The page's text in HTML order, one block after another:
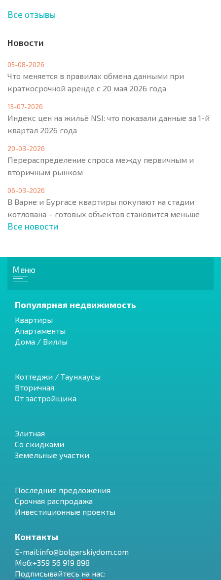
Все отзывы
Новости
05-08-2026
Что меняется в правилах обмена данными при
краткосрочной аренде с 20 мая 2026 года
15-07-2026
Индекс цен на жильё NSI: что показали данные за 1-й
квартал 2026 года
20-03-2026
Перераспределение спроса между первичным и
вторичным рынком
06-03-2026
В Варне и Бургасе квартиры покупают на стадии
котлована – готовых объектов становится меньше
Все новости
Меню
Популярная недвижимость
Квартиры
Апартаменты
Дома / Виллы
Коттеджи / Таунхаусы
Вторичная
От застройщика
Элитная
Со скидками
Земельные участки
Последние предложения
Срочная распродажа
Инвестиционные проекты
Контакты
E-mail:info@bolgarskiydom.com
Моб:+359 56 919 898
Подписывайтесь на нас: